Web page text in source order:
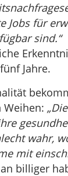
Jobs für
sind.“
Jahre.
wahr,
mit
billiger